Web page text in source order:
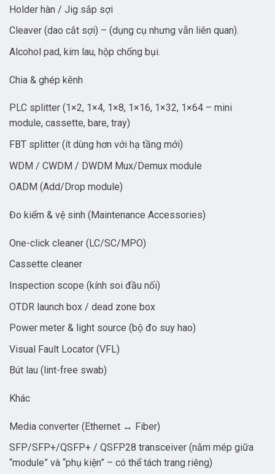
Holder hàn / Jig sắp sợi
Cleaver (dao cắt sợi) – (dụng cụ nhưng vẫn liên quan).
Alcohol pad, kim lau, hộp chống bụi.
Chia & ghép kênh
PLC splitter (1×2, 1×4, 1×8, 1×16, 1×32, 1×64 – mini
module, cassette, bare, tray)
FBT splitter (ít dùng hơn với hạ tầng mới)
WDM / CWDM / DWDM Mux/Demux module
OADM (Add/Drop module)
Đo kiểm & vệ sinh (Maintenance Accessories)
One-click cleaner (LC/SC/MPO)
Cassette cleaner
Inspection scope (kính soi đầu nối)
OTDR launch box / dead zone box
Power meter & light source (bộ đo suy hao)
Visual Fault Locator (VFL)
Bút lau (lint-free swab)
Khác
Media converter (Ethernet ↔ Fiber)
SFP/SFP+/QSFP+ / QSFP28 transceiver (nằm mép giữa
“module” và “phụ kiện” – có thể tách trang riêng)